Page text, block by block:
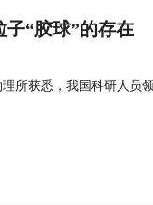
“胶球”的存在
所获悉，我国科研人员